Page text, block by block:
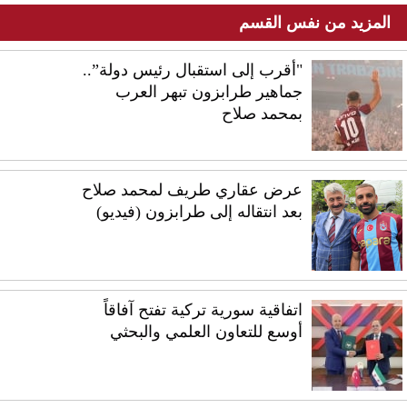
المزيد من نفس القسم
"أقرب إلى استقبال رئيس دولة”..
جماهير طرابزون تبهر العرب
بمحمد صلاح
عرض عقاري طريف لمحمد صلاح
بعد انتقاله إلى طرابزون (فيديو)
اتفاقية سورية تركية تفتح آفاقاً
أوسع للتعاون العلمي والبحثي